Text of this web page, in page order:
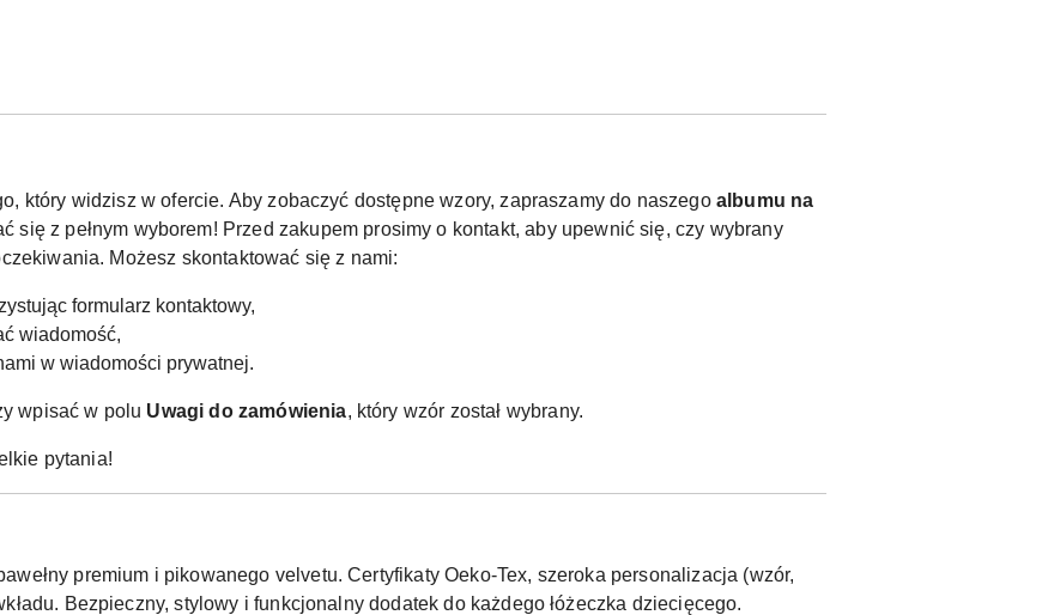
który widzisz w ofercie. Aby zobaczyć dostępne wzory, zapraszamy do naszego albumu na
się z pełnym wyborem! Przed zakupem prosimy o kontakt, aby upewnić się, czy wybrany
Możesz skontaktować się z nami:
formularz kontaktowy,
wiadomość,
w wiadomości prywatnej.
wpisać w polu Uwagi do zamówienia, który wzór został wybrany.
pytania!
premium i pikowanego velvetu. Certyfikaty Oeko-Tex, szeroka personalizacja (wzór,
Bezpieczny, stylowy i funkcjonalny dodatek do każdego łóżeczka dziecięcego.